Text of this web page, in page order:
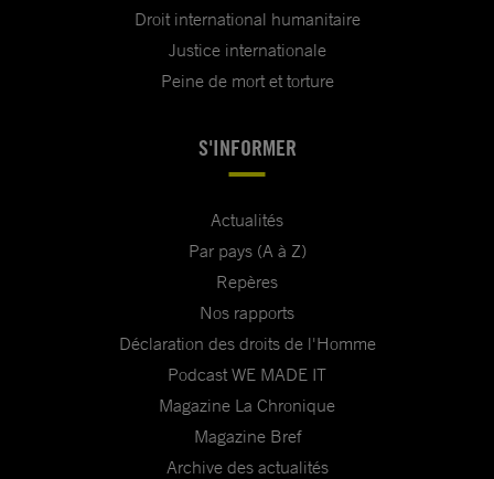
Droit international humanitaire
Justice internationale
Peine de mort et torture
S'INFORMER
Actualités
Par pays (A à Z)
Repères
Nos rapports
Déclaration des droits de l'Homme
Podcast WE MADE IT
Magazine La Chronique
Magazine Bref
Archive des actualités